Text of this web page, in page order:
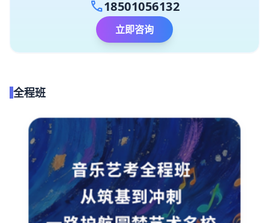
call18501056132
立即咨询
全程班